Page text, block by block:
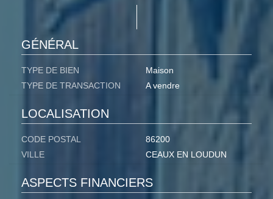
GÉNÉRAL
TYPE DE BIEN
Maison
TYPE DE TRANSACTION
A vendre
LOCALISATION
CODE POSTAL
86200
VILLE
CEAUX EN LOUDUN
ASPECTS FINANCIERS